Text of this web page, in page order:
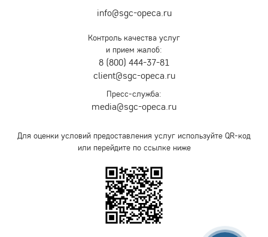
info@sgc-opeca.ru
Контроль качества услуг
и прием жалоб:
8 (800) 444-37-81
client@sgc-opeca.ru
Пресс-служба:
media@sgc-opeca.ru
Для оценки условий предоставления услуг используйте QR-код
или перейдите по ссылке ниже